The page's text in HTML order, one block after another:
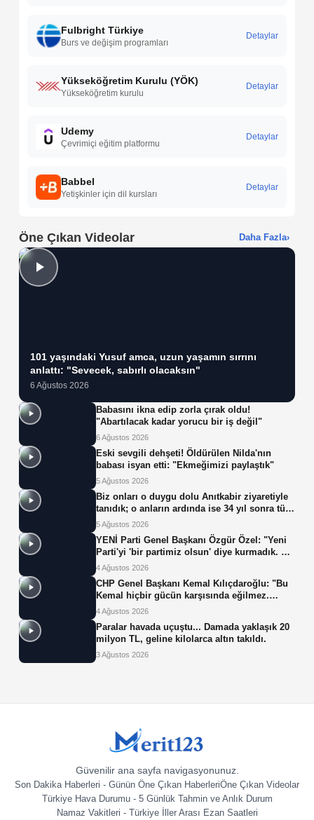
Fulbright Türkiye
Burs ve değişim programları
Detaylar
Yükseköğretim Kurulu (YÖK)
Yükseköğretim kurulu
Detaylar
Udemy
Çevrimiçi eğitim platformu
Detaylar
Babbel
Yetişkinler için dil kursları
Detaylar
Öne Çıkan Videolar Daha Fazla›
101 yaşındaki Yusuf amca, uzun yaşamın sırrını
anlattı: "Sevecek, sabırlı olacaksın"
6 Ağustos 2026
Babasını ikna edip zorla çırak oldu!
"Abartılacak kadar yorucu bir iş değil"
6 Ağustos 2026
Eski sevgili dehşeti! Öldürülen Nilda'nın
babası isyan etti: "Ekmeğimizi paylaştık"
5 Ağustos 2026
Biz onları o duygu dolu Anıtkabir ziyaretiyle
tanıdık; o anların ardında ise 34 yıl sonra tüp
bebek tedavisiyle gelen çifte mucize yatıyor.
5 Ağustos 2026
YENİ Parti Genel Başkanı Özgür Özel: "Yeni
Parti'yi 'bir partimiz olsun' diye kurmadık. Biz
yeni partiyi iktidar olsun, milleti iktidara
4 Ağustos 2026
CHP Genel Başkanı Kemal Kılıçdaroğlu: "Bu
Kemal hiçbir gücün karşısında eğilmez.
Sadece haklının önünde eğiliriz."
4 Ağustos 2026
Paralar havada uçuştu... Damada yaklaşık 20
milyon TL, geline kilolarca altın takıldı.
3 Ağustos 2026
Güvenilir ana sayfa navigasyonunuz.
Son Dakika Haberleri - Günün Öne Çıkan HaberleriÖne Çıkan Videolar
Türkiye Hava Durumu - 5 Günlük Tahmin ve Anlık Durum
Namaz Vakitleri - Türkiye İller Arası Ezan Saatleri